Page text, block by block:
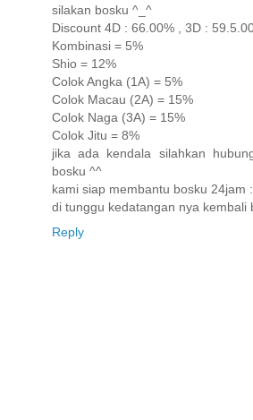
silakan bosku ^_^
Discount 4D : 66.00% , 3D :
Kombinasi = 5%
Shio = 12%
Colok Angka (1A) = 5%
Colok Macau (2A) = 15%
Colok Naga (3A) = 15%
Colok Jitu = 8%
jika ada kendala silahkan
bosku ^^
kami siap membantu bosku 24jam
di tunggu kedatangan nya kembali
Reply